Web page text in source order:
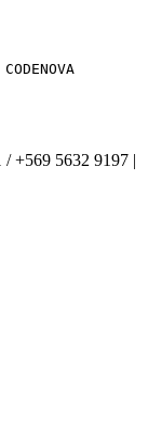
+569 5632 9197 |